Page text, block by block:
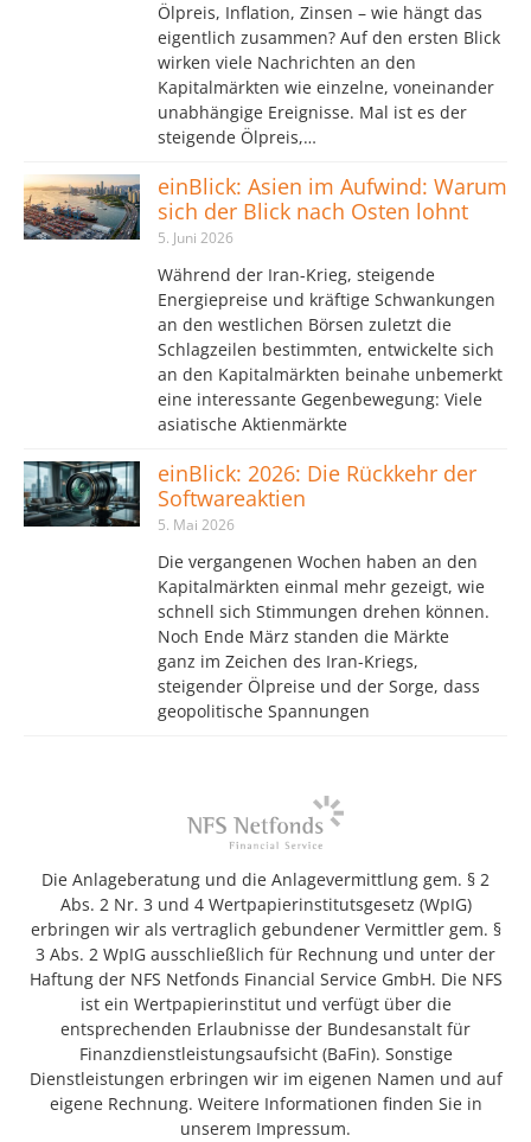
Ölpreis, Inflation, Zinsen – wie hängt das
eigentlich zusammen? Auf den ersten Blick
wirken viele Nachrichten an den
Kapitalmärkten wie einzelne, voneinander
unabhängige Ereignisse. Mal ist es der
steigende Ölpreis,…
einBlick: Asien im Aufwind: Warum
sich der Blick nach Osten lohnt
5. Juni 2026
Während der Iran-Krieg, steigende
Energiepreise und kräftige Schwankungen
an den westlichen Börsen zuletzt die
Schlagzeilen bestimmten, entwickelte sich
an den Kapitalmärkten beinahe unbemerkt
eine interessante Gegenbewegung: Viele
asiatische Aktienmärkte
einBlick: 2026: Die Rückkehr der
Softwareaktien
5. Mai 2026
Die vergangenen Wochen haben an den
Kapitalmärkten einmal mehr gezeigt, wie
schnell sich Stimmungen drehen können.
Noch Ende März standen die Märkte
ganz im Zeichen des Iran-Kriegs,
steigender Ölpreise und der Sorge, dass
geopolitische Spannungen
Die Anlageberatung und die Anlagevermittlung gem. § 2
Abs. 2 Nr. 3 und 4 Wertpapierinstitutsgesetz (WpIG)
erbringen wir als vertraglich gebundener Vermittler gem. §
3 Abs. 2 WpIG ausschließlich für Rechnung und unter der
Haftung der NFS Netfonds Financial Service GmbH. Die NFS
ist ein Wertpapierinstitut und verfügt über die
entsprechenden Erlaubnisse der Bundesanstalt für
Finanzdienstleistungsaufsicht (BaFin). Sonstige
Dienstleistungen erbringen wir im eigenen Namen und auf
eigene Rechnung. Weitere Informationen finden Sie in
unserem Impressum.